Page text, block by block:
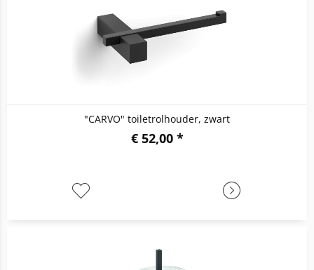
"CARVO" toiletrolhouder, zwart
€ 52,00 *